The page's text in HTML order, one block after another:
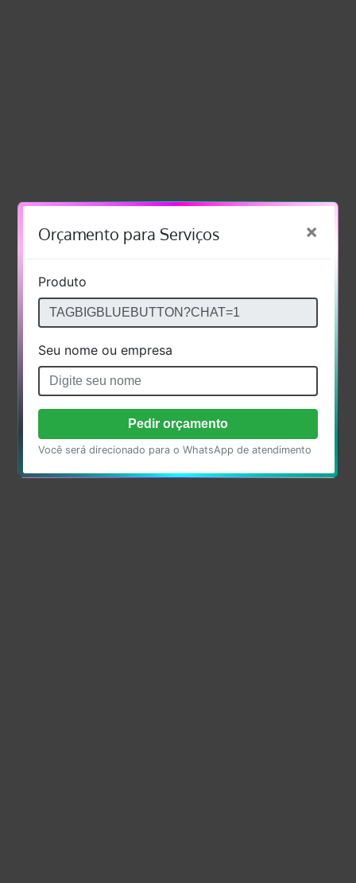
Orçamento para Serviços ×
Produto
Seu nome ou empresa
Pedir orçamento
Você será direcionado para o WhatsApp de atendimento